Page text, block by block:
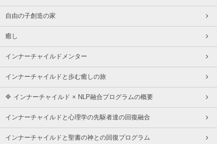
自由の子創造の家
癒し
インナーチャイルドメンター
インナーチャイルドと歩む癒しの旅
🔷 インナーチャイルド × NLP融合プログラムの概要
インナーチャイルドと心理学の先駆者達の回復融合
インナーチャイルドと聖書の神との回復プログラム